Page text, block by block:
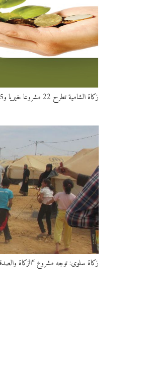
زكاة الشامية تطرح 22 مشروعا خيريا و15 وقفية في رمضان
زكاة سلوى: توجه مشروع “الزكاة